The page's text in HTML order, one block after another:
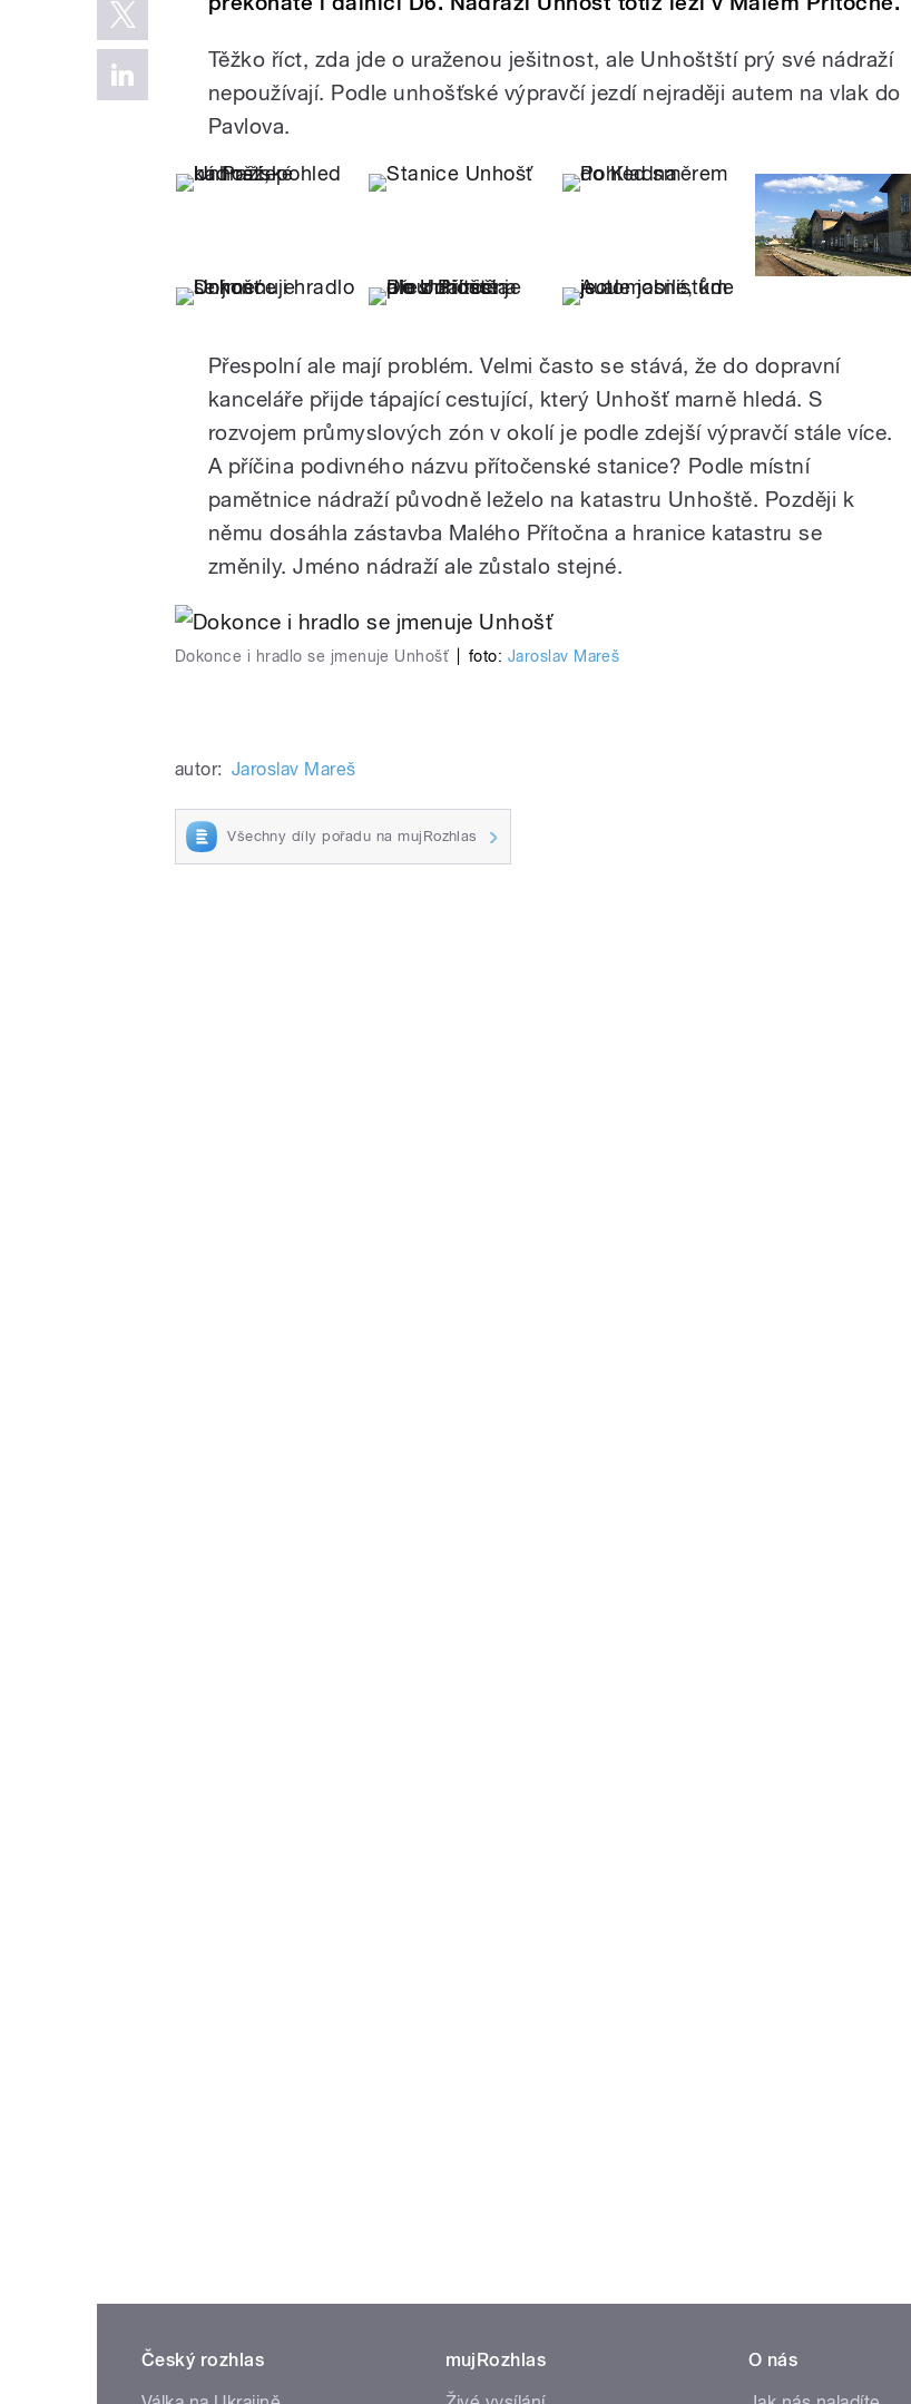
Těžko říct, zda jde o uraženou ješitnost, ale Unhoštští prý své nádraží
nepoužívají. Podle unhošťské výpravčí jezdí nejraději autem na vlak do
Pavlova.
Přespolní ale mají problém. Velmi často se stává, že do dopravní
kanceláře přijde tápající cestující, který Unhošť marně hledá. S
rozvojem průmyslových zón v okolí je podle zdejší výpravčí stále více.
A příčina podivného názvu přítočenské stanice? Podle místní
pamětnice nádraží původně leželo na katastru Unhoště. Později k
němu dosáhla zástavba Malého Přítočna a hranice katastru se
změnily. Jméno nádraží ale zůstalo stejné.
Dokonce i hradlo se jmenuje Unhošť foto: Jaroslav Mareš
autor: Jaroslav Mareš
Všechny díly pořadu na mujRozhlas
Český rozhlas
mujRozhlas
O nás